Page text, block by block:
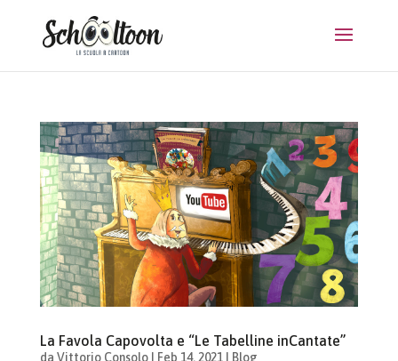
La Favola Capovolta e “Le Tabelline inCantate”
da Vittorio Consolo| Feb 14, 2021| Blog